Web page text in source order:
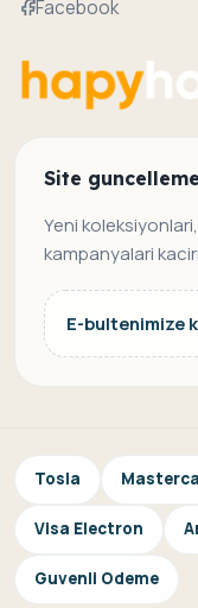
Facebook
Site
Yeni
kampanyalari
E-bultenimize
Tosla
Visa Electron
Guvenli Odeme